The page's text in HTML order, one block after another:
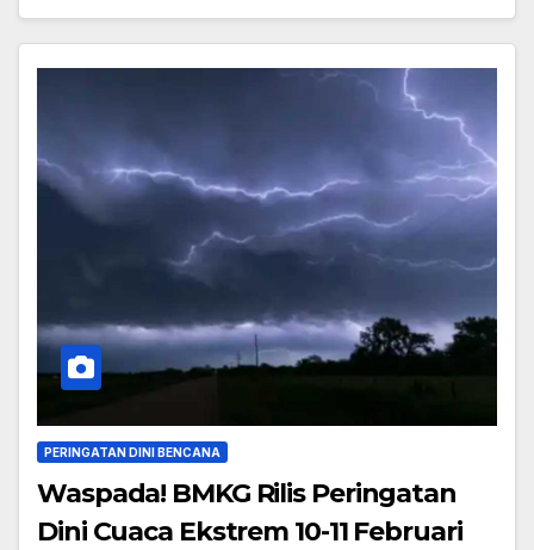
PERINGATAN DINI BENCANA
Waspada! BMKG Rilis Peringatan
Dini Cuaca Ekstrem 10-11 Februari